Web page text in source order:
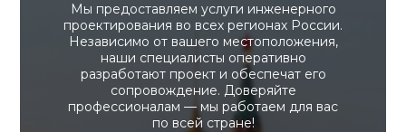
Мы предоставляем услуги инженерного
проектирования во всех регионах России.
Независимо от вашего местоположения,
наши специалисты оперативно
разработают проект и обеспечат его
сопровождение. Доверяйте
профессионалам — мы работаем для вас
по всей стране!